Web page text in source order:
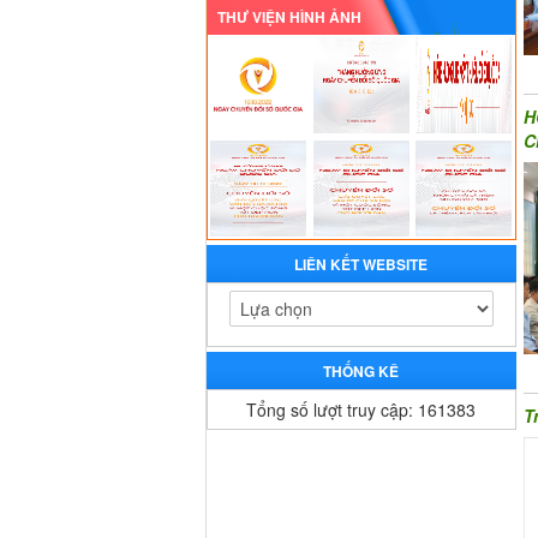
THƯ VIỆN HÌNH ẢNH
LIÊN KẾT WEBSITE
THỐNG KÊ
Tổng số lượt truy cập: 161383